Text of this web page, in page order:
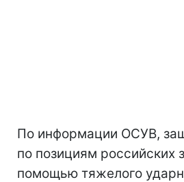
По информации ОСУВ,
по позициям российских
помощью тяжелого